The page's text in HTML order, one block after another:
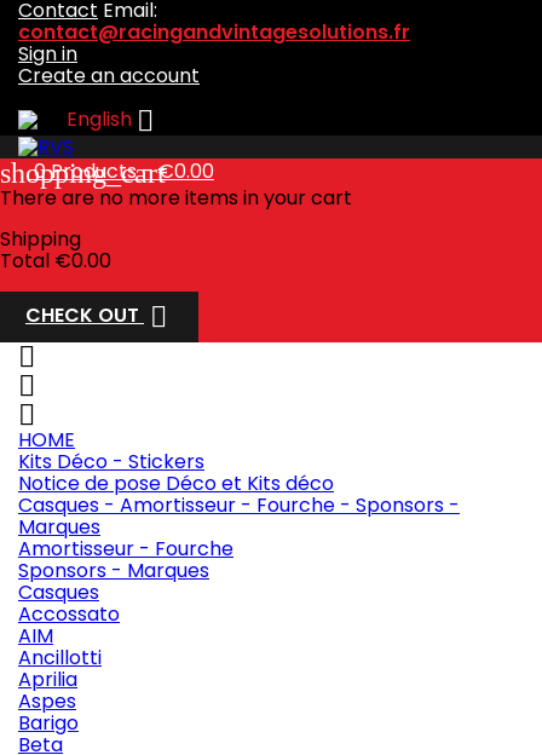
Contact Email:
contact@racingandvintagesolutions.fr
Sign in
Create an account
English 
shopping_cart
0Products - €0.00
There are no more items in your cart
Shipping
Total €0.00
CHECK OUT 



HOME
Kits Déco - Stickers
Notice de pose Déco et Kits déco
Casques - Amortisseur - Fourche - Sponsors -
Marques
Amortisseur - Fourche
Sponsors - Marques
Casques
Accossato
AIM
Ancillotti
Aprilia
Aspes
Barigo
Beta